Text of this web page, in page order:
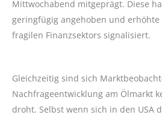
Mittwochabend mitgeprägt. Diese
geringfügig angehoben und
fragilen Finanzsektors signalisiert.
Gleichzeitig sind sich
Nachfrageentwicklung am Ölmarkt
droht. Selbst wenn sich in den USA